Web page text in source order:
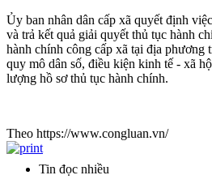
Ủy ban nhân dân cấp xã quyết định
và trả kết quả giải quyết thủ tục hành
hành chính công cấp xã tại địa phương
quy mô dân số, điều kiện kinh tế - xã
lượng hồ sơ thủ tục hành chính.
Theo https://www.congluan.vn/
Tin đọc nhiều